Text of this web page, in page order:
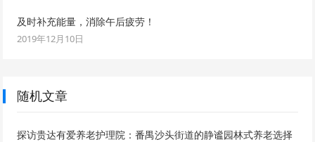
及时补充能量，消除午后疲劳！
2019年12月10日
随机文章
探访贵达有爱养老护理院：番禺沙头街道的静谧园林式养老选择